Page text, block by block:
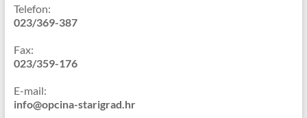
Telefon:
023/369-387
Fax:
023/359-176
E-mail:
info@opcina-starigrad.hr